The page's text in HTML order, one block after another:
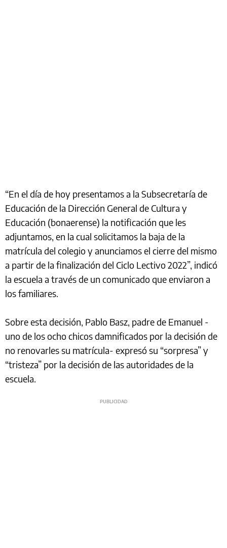
“En el día de hoy presentamos a la Subsecretaría de
Educación de la Dirección General de Cultura y
Educación (bonaerense) la notificación que les
adjuntamos, en la cual solicitamos la baja de la
matrícula del colegio y anunciamos el cierre del mismo
a partir de la finalización del Ciclo Lectivo 2022”, indicó
la escuela a través de un comunicado que enviaron a
los familiares.
Sobre esta decisión, Pablo Basz, padre de Emanuel -
uno de los ocho chicos damnificados por la decisión de
no renovarles su matrícula- expresó su “sorpresa” y
“tristeza” por la decisión de las autoridades de la
escuela.